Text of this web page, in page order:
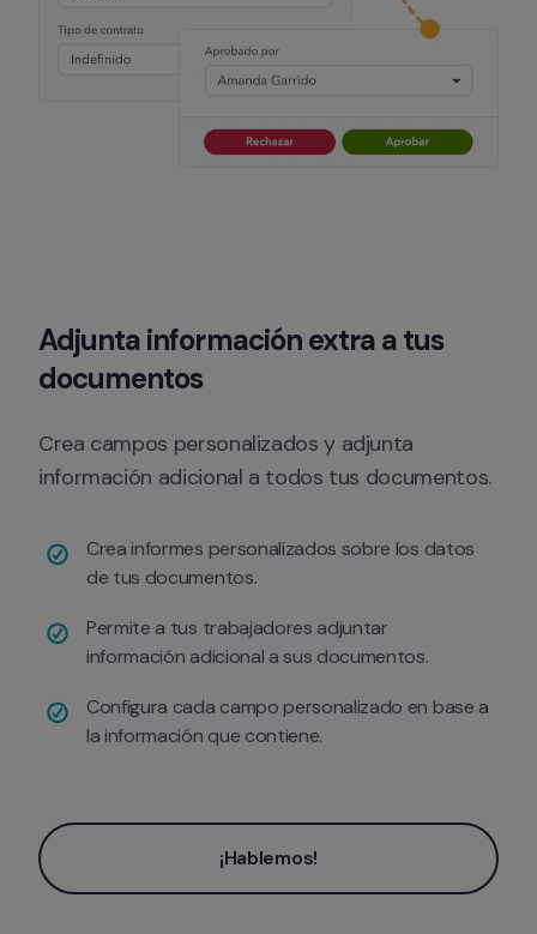
Adjunta información extra a tus
documentos
Crea campos personalizados y adjunta
información adicional a todos tus documentos.
Crea informes personalizados sobre los datos
de tus documentos.
Permite a tus trabajadores adjuntar
información adicional a sus documentos.
Configura cada campo personalizado en base a
la información que contiene.
¡Hablemos!